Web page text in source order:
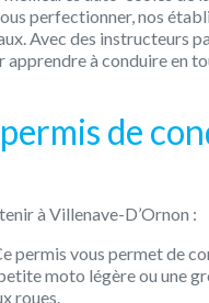
perfectionner, nos
Avec des instructeurs
apprendre à conduire en
de
à Villenave-D’Ornon :
permis vous permet de
moto légère ou une
roues.